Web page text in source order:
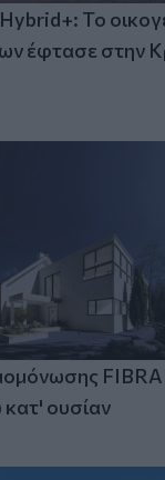
Το
έφτασε στην
ουσίαν